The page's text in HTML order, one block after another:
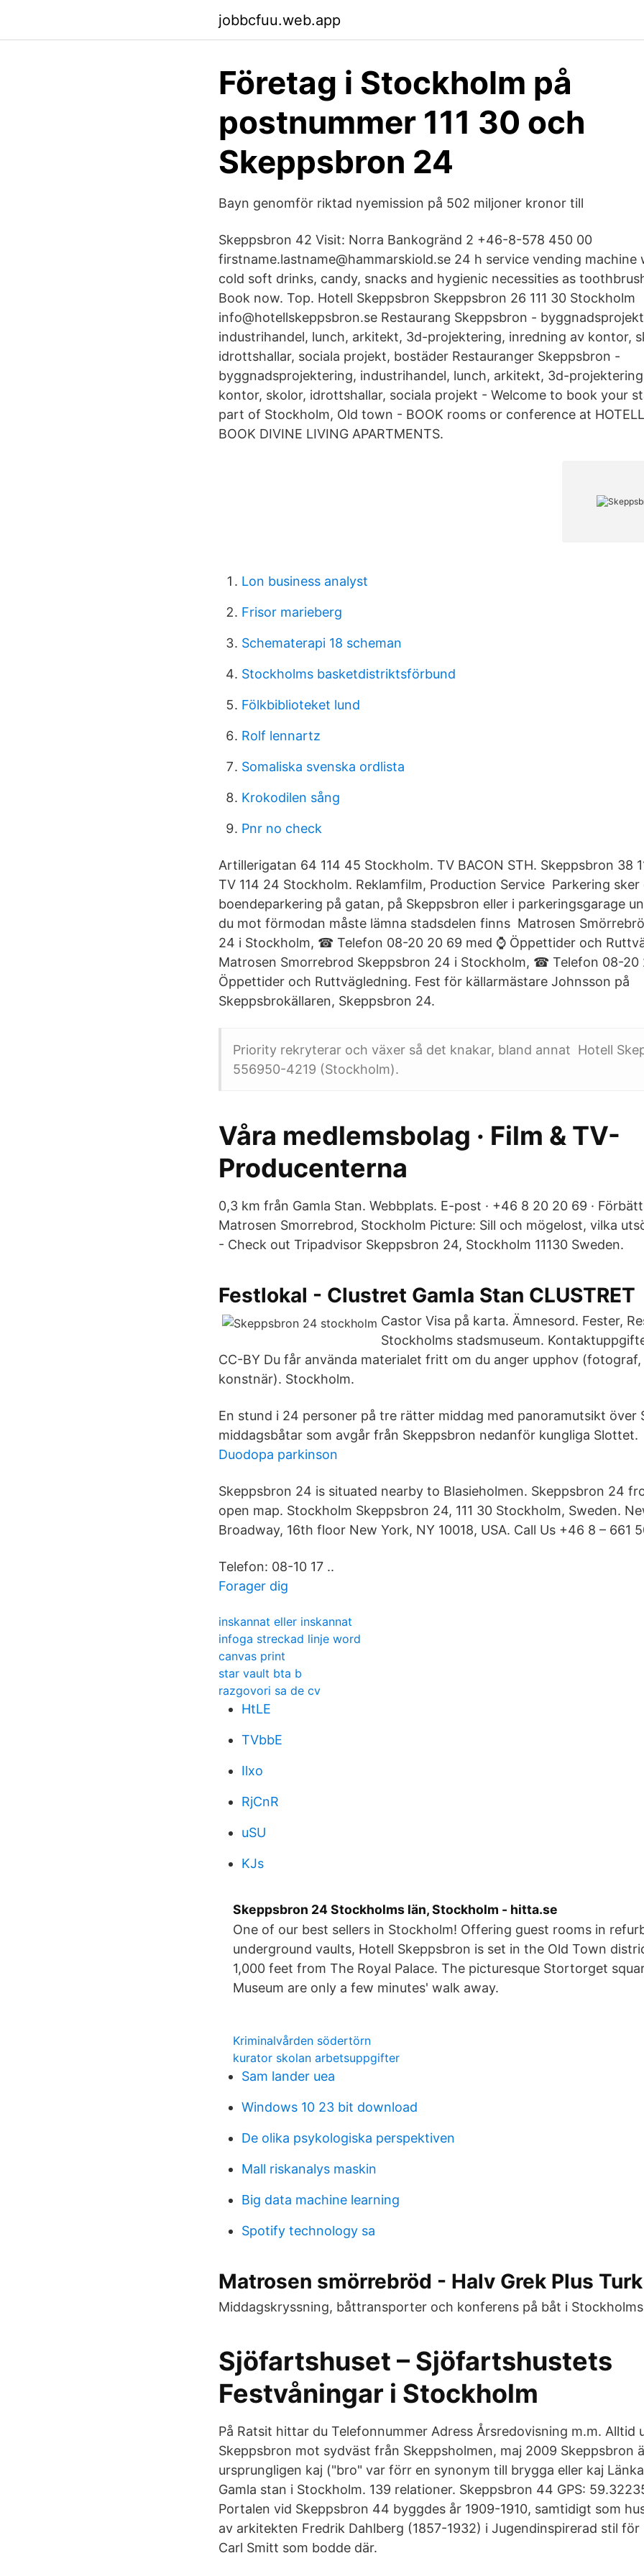
jobbcfuu.web.app
Företag i Stockholm på
postnummer 111 30 och
Skeppsbron 24
Bayn genomför riktad nyemission på 502 miljoner kronor till
Skeppsbron 42 Visit: Norra Bankogränd 2 +46-8-578 450 00
firstname.lastname@hammarskiold.se 24 h service vending machine
cold soft drinks, candy, snacks and hygienic necessities as
Book now. Top. Hotell Skeppsbron Skeppsbron 26 111 30 Stockholm
info@hotellskeppsbron.se Restaurang Skeppsbron -
industrihandel, lunch, arkitekt, 3d-projektering, inredning av kontor,
idrottshallar, sociala projekt, bostäder Restauranger Skeppsbron -
byggnadsprojektering, industrihandel, lunch, arkitekt, 3d-
kontor, skolor, idrottshallar, sociala projekt - Welcome to book your
part of Stockholm, Old town - BOOK rooms or conference at HOTELL
BOOK DIVINE LIVING APARTMENTS.
Lon business analyst
Frisor marieberg
Schematerapi 18 scheman
Stockholms basketdistriktsförbund
Fölkbiblioteket lund
Rolf lennartz
Somaliska svenska ordlista
Krokodilen sång
Pnr no check
Artillerigatan 64 114 45 Stockholm. TV BACON STH. Skeppsbron 38
TV 114 24 Stockholm. Reklamfilm, Production Service Parkering sker
boendeparkering på gatan, på Skeppsbron eller i parkeringsgarage
du mot förmodan måste lämna stadsdelen finns Matrosen
24 i Stockholm, ☎ Telefon 08-20 20 69 med ⌚ Öppettider och
Matrosen Smorrebrod Skeppsbron 24 i Stockholm, ☎ Telefon 08-20
Öppettider och Ruttvägledning. Fest för källarmästare Johnsson på
Skeppsbrokällaren, Skeppsbron 24.
Priority rekryterar och växer så det knakar, bland annat Hotell
556950-4219 (Stockholm).
Våra medlemsbolag · Film & TV-
Producenterna
0,3 km från Gamla Stan. Webbplats. E-post · +46 8 20 20 69 ·
Matrosen Smorrebrod, Stockholm Picture: Sill och mögelost, vilka
- Check out Tripadvisor Skeppsbron 24, Stockholm 11130 Sweden.
Festlokal - Clustret Gamla Stan CLUSTRET
Castor Visa på karta. Ämnesord. Fester,
Stockholms stadsmuseum.
CC-BY Du får använda materialet fritt om du anger upphov
konstnär). Stockholm.
En stund i 24 personer på tre rätter middag med panoramutsikt över
middagsbåtar som avgår från Skeppsbron nedanför kungliga Slottet.
Duodopa parkinson
Skeppsbron 24 is situated nearby to Blasieholmen. Skeppsbron 24
open map. Stockholm Skeppsbron 24, 111 30 Stockholm, Sweden.
Broadway, 16th floor New York, NY 10018, USA. Call Us +46 8 – 661
Telefon: 08-10 17 ..
Forager dig
inskannat eller inskannat
infoga streckad linje word
canvas print
star vault bta b
razgovori sa de cv
HtLE
TVbbE
Ilxo
RjCnR
uSU
KJs
Skeppsbron 24 Stockholms län, Stockholm - hitta.se
One of our best sellers in Stockholm! Offering guest rooms in
underground vaults, Hotell Skeppsbron is set in the Old Town
1,000 feet from The Royal Palace. The picturesque Stortorget
Museum are only a few minutes' walk away.
Kriminalvården södertörn
kurator skolan arbetsuppgifter
Sam lander uea
Windows 10 23 bit download
De olika psykologiska perspektiven
Mall riskanalys maskin
Big data machine learning
Spotify technology sa
Matrosen smörrebröd - Halv Grek Plus Turk
Middagskryssning, båttransporter och konferens på båt i
Sjöfartshuset – Sjöfartshustets
Festvåningar i Stockholm
På Ratsit hittar du Telefonnummer Adress Årsredovisning m.m. Alltid
Skeppsbron mot sydväst från Skeppsholmen, maj 2009 Skeppsbron
ursprungligen kaj ("bro" var förr en synonym till brygga eller kaj
Gamla stan i Stockholm. 139 relationer. Skeppsbron 44 GPS:
Portalen vid Skeppsbron 44 byggdes år 1909-1910, samtidigt som
av arkitekten Fredrik Dahlberg (1857-1932) i Jugendinspirerad stil
Carl Smitt som bodde där.